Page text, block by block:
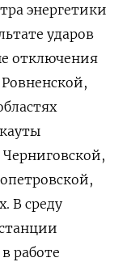
энергетики
ударов
отключения
В среду
работе